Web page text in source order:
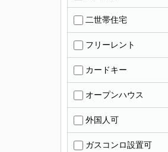
二世帯住宅
フリーレント
カードキー
オープンハウス
外国人可
ガスコンロ設置可